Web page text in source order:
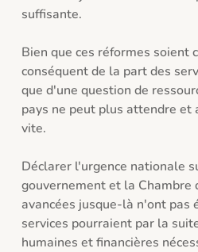
suffisante.
Bien que ces réformes
conséquent de la part des
que d'une question de
pays ne peut plus attendre et
vite.
Déclarer l'urgence nationale
gouvernement et la Chambre
avancées jusque-là n'ont pas
services pourraient par la
humaines et financières